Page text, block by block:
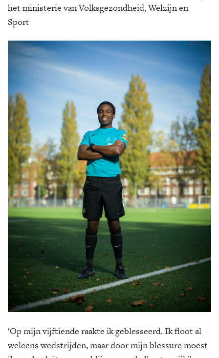
het ministerie van Volksgezondheid, Welzijn en
Sport
‘Op mijn vijftiende raakte ik geblesseerd. Ik floot al
weleens wedstrijden, maar door mijn blessure moest